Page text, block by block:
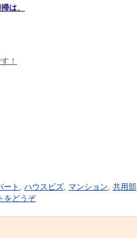
は、
！
ート ハウスビズ マンション 共用部
をどうぞ